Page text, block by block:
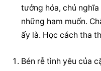
tưởng hóa, chủ
những ham muốn.
ấy là. Học cách tha
Bén rễ tình yêu của